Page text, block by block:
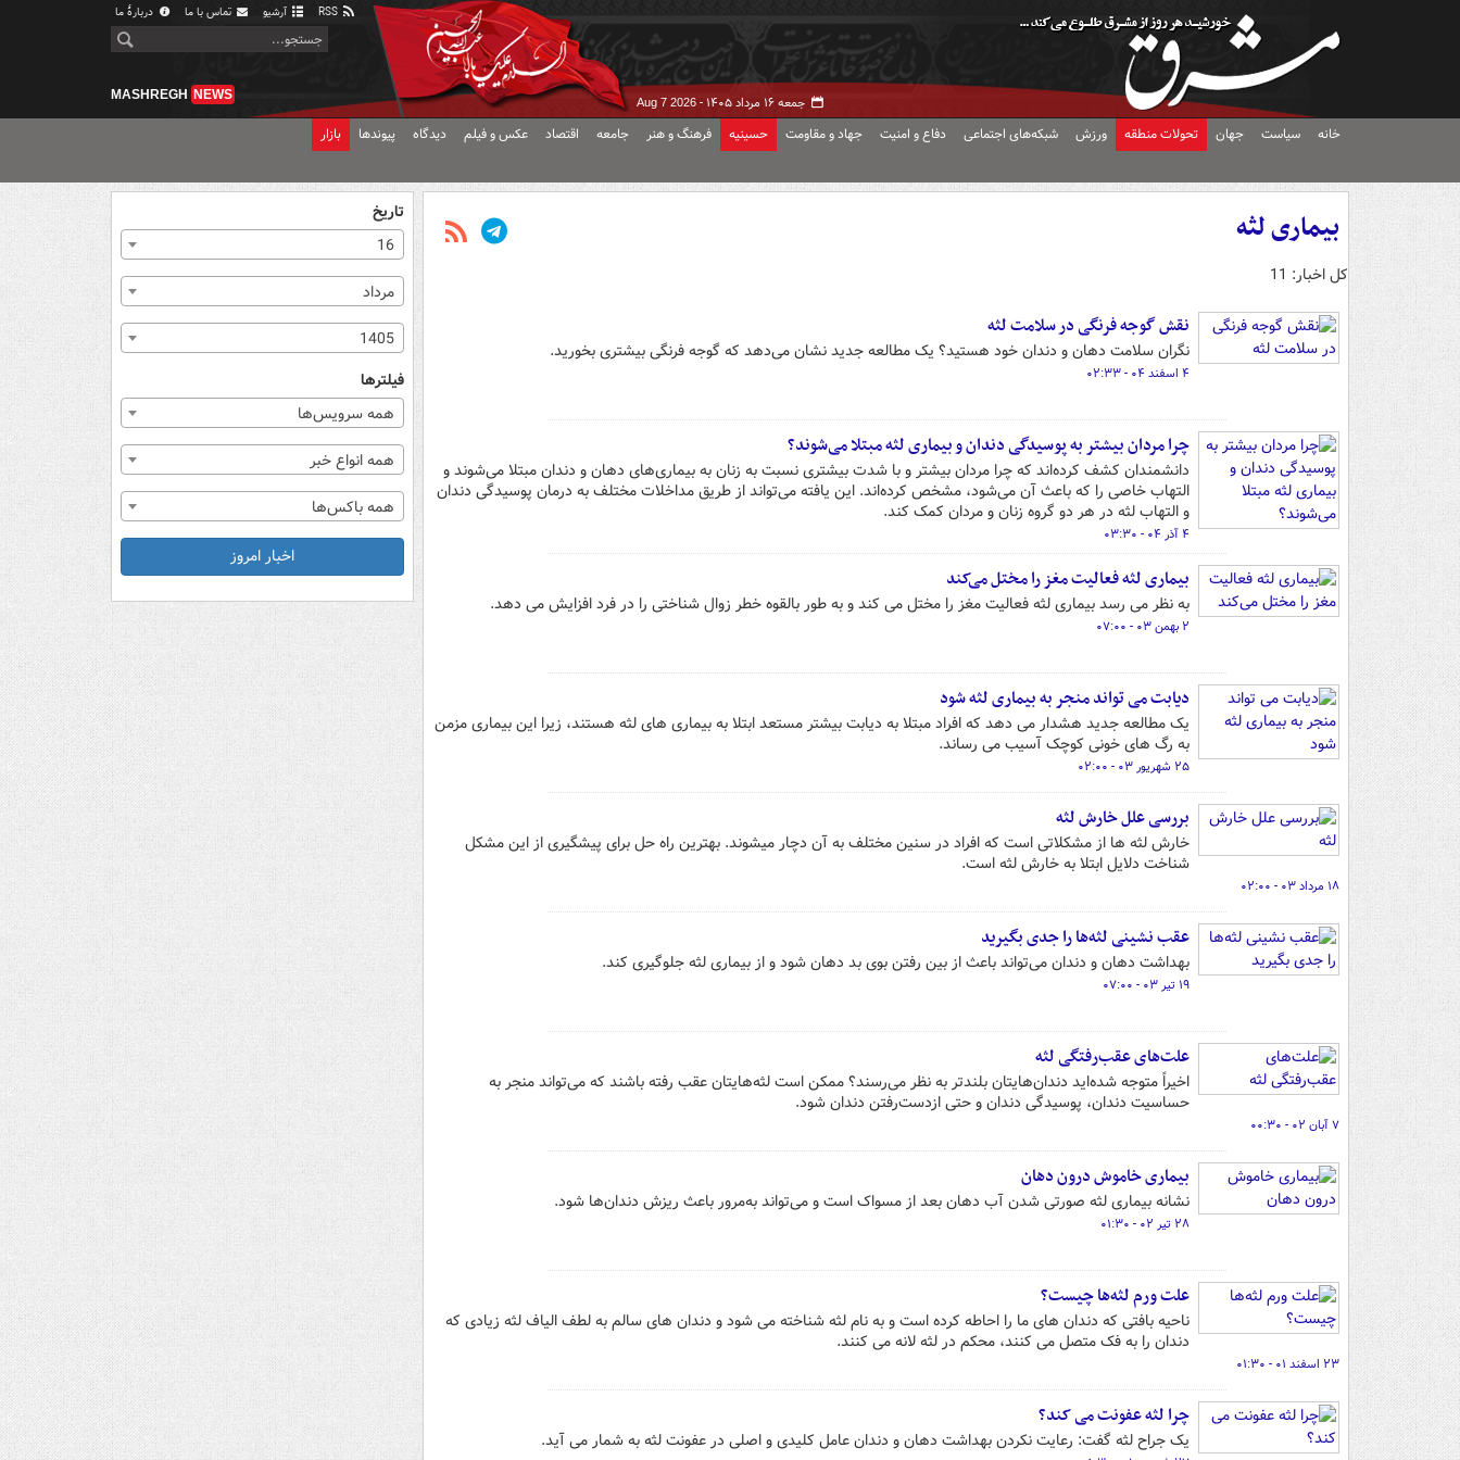
آرشیو تماس با ما دربارهٔ ما
جمعه ۱۶ مرداد ۱۴۰۵ - Aug 7 2026
MASHREGH NEWS
خانه سیاست جهان تحولات منطقه ورزش شبکه‌های اجتماعی دفاع و امنیت جهاد و مقاومت حسینیه فرهنگ و هنر جامعه اقتصاد عکس و فیلم دیدگاه پیوندها بازار
بیماری لثه
کل اخبار: 11
نقش گوجه فرنگی در سلامت لثه
نگران سلامت دهان و دندان خود هستید؟ یک مطالعه جدید نشان می‌دهد که گوجه فرنگی بیشتری بخورید.
۴ اسفند ۰۴ - ۰۲:۳۳
چرا مردان بیشتر به پوسیدگی دندان و بیماری لثه مبتلا می‌شوند؟
دانشمندان کشف کرده‌اند که چرا مردان بیشتر و با شدت بیشتری نسبت به زنان به بیماری‌های دهان و دندان مبتلا می‌شوند و
التهاب خاصی را که باعث آن می‌شود، مشخص کرده‌اند. این یافته می‌تواند از طریق مداخلات مختلف به درمان پوسیدگی دندان
و التهاب لثه در هر دو گروه زنان و مردان کمک کند.
۴ آذر ۰۴ - ۰۳:۳۰
بیماری لثه فعالیت مغز را مختل می‌کند
به نظر می رسد بیماری لثه فعالیت مغز را مختل می کند و به طور بالقوه خطر زوال شناختی را در فرد افزایش می دهد.
۲ بهمن ۰۳ - ۰۷:۰۰
دیابت می تواند منجر به بیماری لثه شود
یک مطالعه جدید هشدار می دهد که افراد مبتلا به دیابت بیشتر مستعد ابتلا به بیماری های لثه هستند، زیرا این بیماری مزمن
به رگ های خونی کوچک آسیب می رساند.
۲۵ شهریور ۰۳ - ۰۲:۰۰
بررسی علل خارش لثه
خارش لثه ها از مشکلاتی است که افراد در سنین مختلف به آن دچار میشوند. بهترین راه حل برای پیشگیری از این مشکل
شناخت دلایل ابتلا به خارش لثه است.
۱۸ مرداد ۰۳ - ۰۲:۰۰
عقب نشینی لثه‌ها را جدی بگیرید
بهداشت دهان و دندان می‌تواند باعث از بین رفتن بوی بد دهان شود و از بیماری لثه جلوگیری کند.
۱۹ تیر ۰۳ - ۰۷:۰۰
علت‌های عقب‌رفتگی لثه
اخیراً متوجه شده‌اید دندان‌هایتان بلندتر به نظر می‌رسند؟ ممکن است لثه‌هایتان عقب رفته باشند که می‌تواند منجر به
حساسیت دندان، پوسیدگی دندان و حتی ازدست‌رفتن دندان شود.
۷ آبان ۰۲ - ۰۰:۳۰
بیماری خاموش درون دهان
نشانه بیماری لثه صورتی شدن آب دهان بعد از مسواک است و می‌تواند به‌مرور باعث ریزش دندان‌ها شود.
۲۸ تیر ۰۲ - ۰۱:۳۰
علت ورم لثه‌ها چیست؟
ناحیه بافتی که دندان های ما را احاطه کرده است و به نام لثه شناخته می شود و دندان های سالم به لطف الیاف لثه زیادی که
دندان را به فک متصل می کنند، محکم در لثه لانه می کنند.
۲۳ اسفند ۰۱ - ۰۱:۳۰
چرا لثه عفونت می کند؟
یک جراح لثه گفت: رعایت نکردن بهداشت دهان و دندان عامل کلیدی و اصلی در عفونت لثه به شمار می آید.
تاریخ
16
مرداد
1405
فیلترها
همه سرویس‌ها
همه انواع خبر
همه باکس‌ها
اخبار امروز